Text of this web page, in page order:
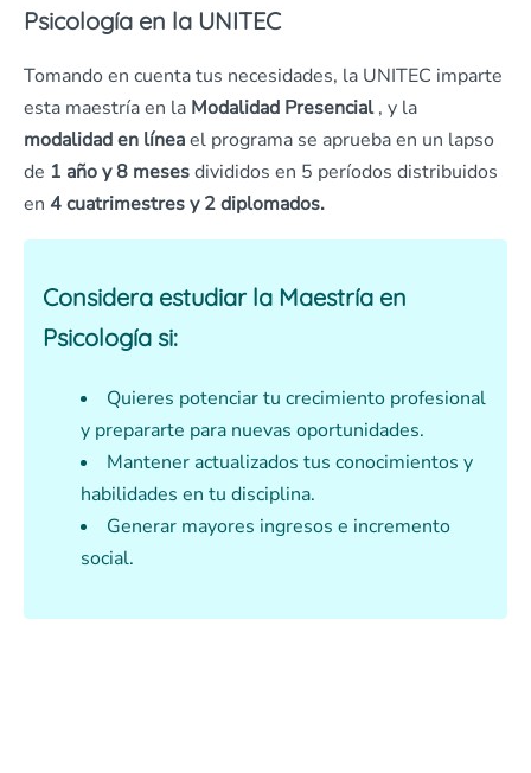
Psicología en la UNITEC
Tomando en cuenta tus necesidades, la UNITEC imparte
esta maestría en la Modalidad Presencial, y la
modalidad en líneael programa se aprueba en un lapso
de 1 año y 8 mesesdivididos en 5 períodos distribuidos
en 4 cuatrimestres y 2 diplomados.
Considera estudiar la Maestría en
Psicología si:
Quieres potenciar tu crecimiento profesional
y prepararte para nuevas oportunidades.
Mantener actualizados tus conocimientos y
habilidades en tu disciplina.
Generar mayores ingresos e incremento
social.